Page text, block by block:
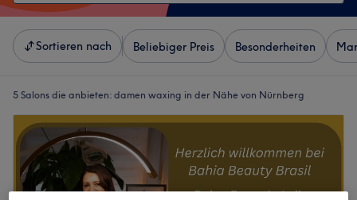
Sortieren nach Beliebiger Preis Besonderheiten
5 Salons die anbieten: damen waxing in der Nähe von Nürnberg